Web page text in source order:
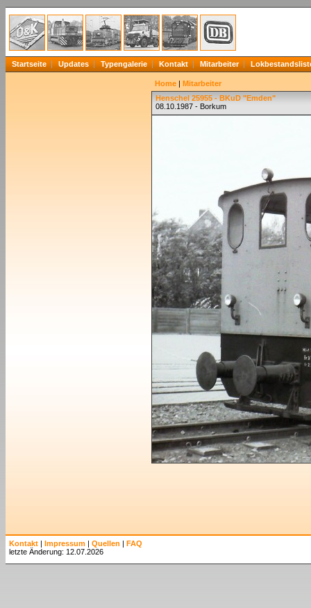
Startseite Updates Typengalerie Kontakt Mitarbeiter
Home | Mitarbeiter
Henschel 25955 - BKuD "Emden"
08.10.1987 - Borkum
Kontakt | Impressum | Quellen | FAQ
letzte Änderung: 12.07.2026